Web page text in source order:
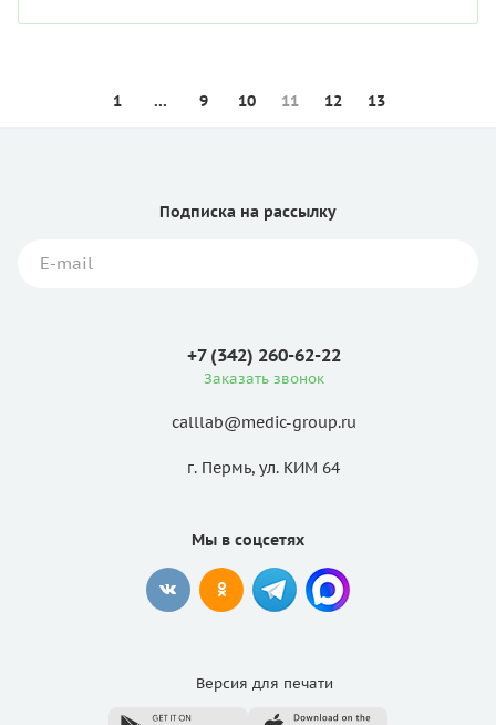
1 ... 9 10 11 12 13
Подписка на рассылку
+7 (342) 260-62-22
Заказать звонок
calllab@medic-group.ru
г. Пермь, ул. КИМ 64
Мы в соцсетях
Версия для печати